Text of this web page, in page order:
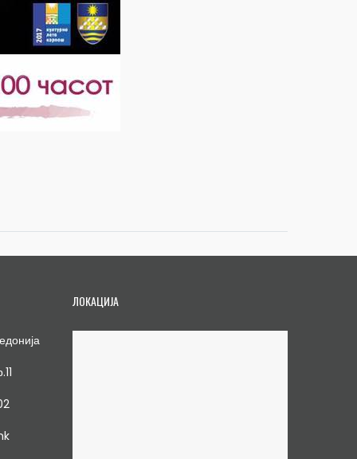
ЛОКАЦИЈА